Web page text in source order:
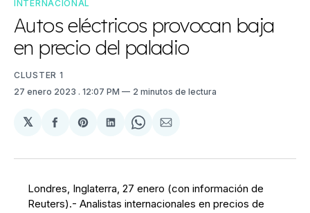
INTERNACIONAL
Autos eléctricos provocan baja
en precio del paladio
CLUSTER 1
27 enero 2023 . 12:07 PM 2 minutos de lectura
𝕏
Compartir
Facebook
Share
Pinterest
Compartir
LinkedIn
Share
WhatsApp
Compartir
Email
Londres, Inglaterra, 27 enero (con información de
Reuters).- Analistas internacionales en precios de